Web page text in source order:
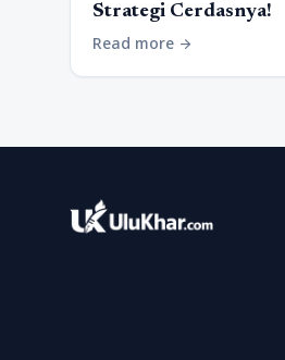
Strategi Cerdasnya!
Read more arrow_forward